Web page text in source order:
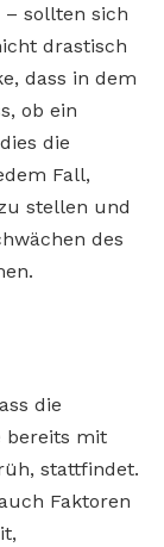
– sollten sich
drastisch
dass in dem
ob ein
die
Fall,
stellen und
des
die
bereits mit
stattfindet.
Faktoren